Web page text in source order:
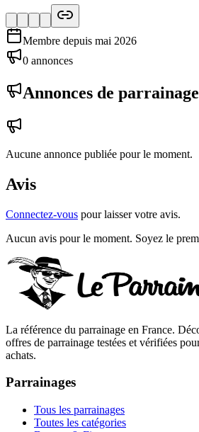
Membre depuis mai 2026
0 annonces
Annonces de parrainage
Aucune annonce publiée pour le moment.
Avis
Connectez-vous pour laisser votre avis.
Aucun avis pour le moment. Soyez le
La référence du parrainage en France.
offres de parrainage testées et vérifiées
achats.
Parrainages
Tous les parrainages
Toutes les catégories